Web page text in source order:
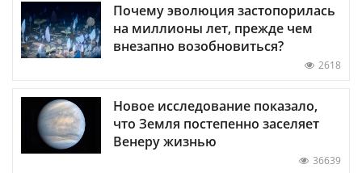
Почему эволюция застопорилась
на миллионы лет, прежде чем
внезапно возобновиться?
2618
Новое исследование показало,
что Земля постепенно заселяет
Венеру жизнью
36639